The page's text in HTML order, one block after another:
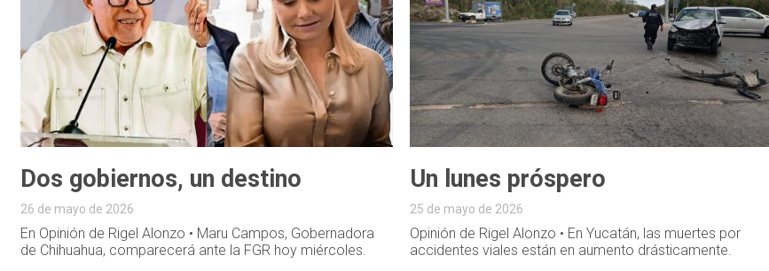
Dos gobiernos, un destino
26 de mayo de 2026
En Opinión de Rigel Alonzo • Maru Campos, Gobernadora
de Chihuahua, comparecerá ante la FGR hoy miércoles.
Un lunes próspero
25 de mayo de 2026
Opinión de Rigel Alonzo • En Yucatán, las muertes por
accidentes viales están en aumento drásticamente.